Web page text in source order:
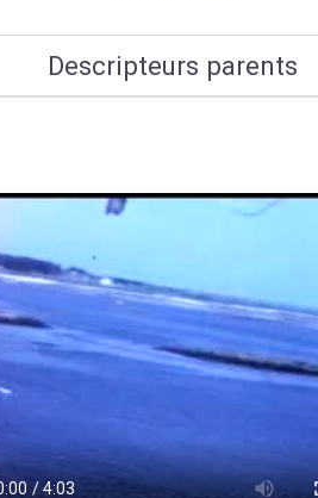
Descripteurs parents